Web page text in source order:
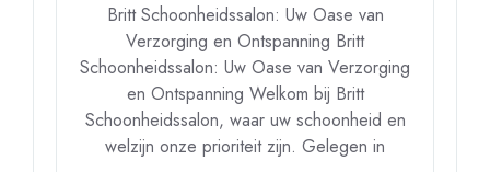
Britt Schoonheidssalon: Uw Oase van
Verzorging en Ontspanning Britt
Schoonheidssalon: Uw Oase van Verzorging
en Ontspanning Welkom bij Britt
Schoonheidssalon, waar uw schoonheid en
welzijn onze prioriteit zijn. Gelegen in